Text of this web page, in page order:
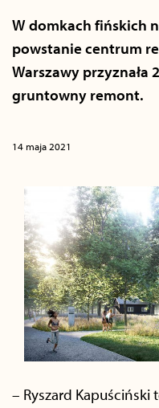
W domkach fińskich
powstanie centrum
Warszawy przyznała
gruntowny remont.
14 maja 2021
– Ryszard